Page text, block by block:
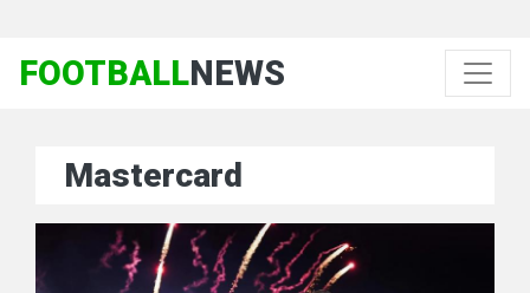
FOOTBALLNEWS
Mastercard